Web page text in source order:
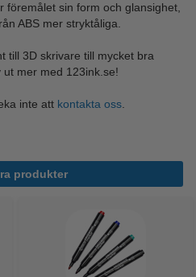
föremålet sin form och glansighet,
ABS mer stryktåliga.
till 3D skrivare till mycket bra
mer med 123ink.se!
inte att kontakta oss
produkter